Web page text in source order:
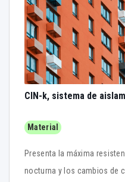
CIN-k, sistema de
Material
Presenta la máxima resistencia contra la condensación
nocturna y los cambios de